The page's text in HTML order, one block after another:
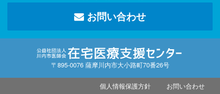
お問い合わせ
〒895-0076 薩摩川内市大小路町70番26号
個人情報保護方針 お問い合わせ